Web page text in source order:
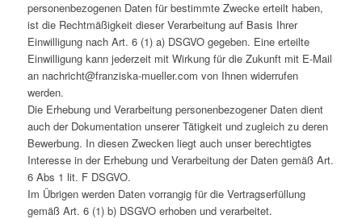
personenbezogenen Daten für bestimmte Zwecke erteilt haben,
ist die Rechtmäßigkeit dieser Verarbeitung auf Basis Ihrer
Einwilligung nach Art. 6 (1) a) DSGVO gegeben. Eine erteilte
Einwilligung kann jederzeit mit Wirkung für die Zukunft mit E-Mail
an nachricht@franziska-mueller.com von Ihnen widerrufen
werden.
Die Erhebung und Verarbeitung personenbezogener Daten dient
auch der Dokumentation unserer Tätigkeit und zugleich zu deren
Bewerbung. In diesen Zwecken liegt auch unser berechtigtes
Interesse in der Erhebung und Verarbeitung der Daten gemäß Art.
6 Abs 1 lit. F DSGVO.
Im Übrigen werden Daten vorrangig für die Vertragserfüllung
gemäß Art. 6 (1) b) DSGVO erhoben und verarbeitet.